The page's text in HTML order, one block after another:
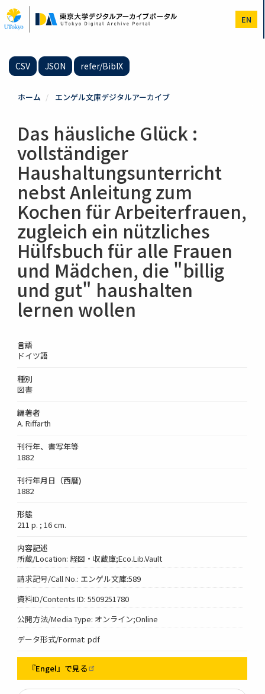
イ
ン
EN
CSV JSON refer/BibIX
ホーム エンゲル文庫デジタルアーカイブ
Das häusliche Glück :
vollständiger
Haushaltungsunterricht
nebst Anleitung zum
Kochen für Arbeiterfrauen,
zugleich ein nützliches
Hülfsbuch für alle Frauen
und Mädchen, die "billig
und gut" haushalten
lernen wollen
言語
ドイツ語
種別
図書
編著者
A. Riffarth
刊行年、書写年等
1882
刊行年月日（西暦)
1882
形態
211 p. ; 16 cm.
内容記述
所蔵/Location: 経図・収蔵庫;Eco.Lib.Vault
請求記号/Call No.: エンゲル文庫:589
資料ID/Contents ID: 5509251780
公開方法/Media Type: オンライン;Online
データ形式/Format: pdf
『Engel』で見る